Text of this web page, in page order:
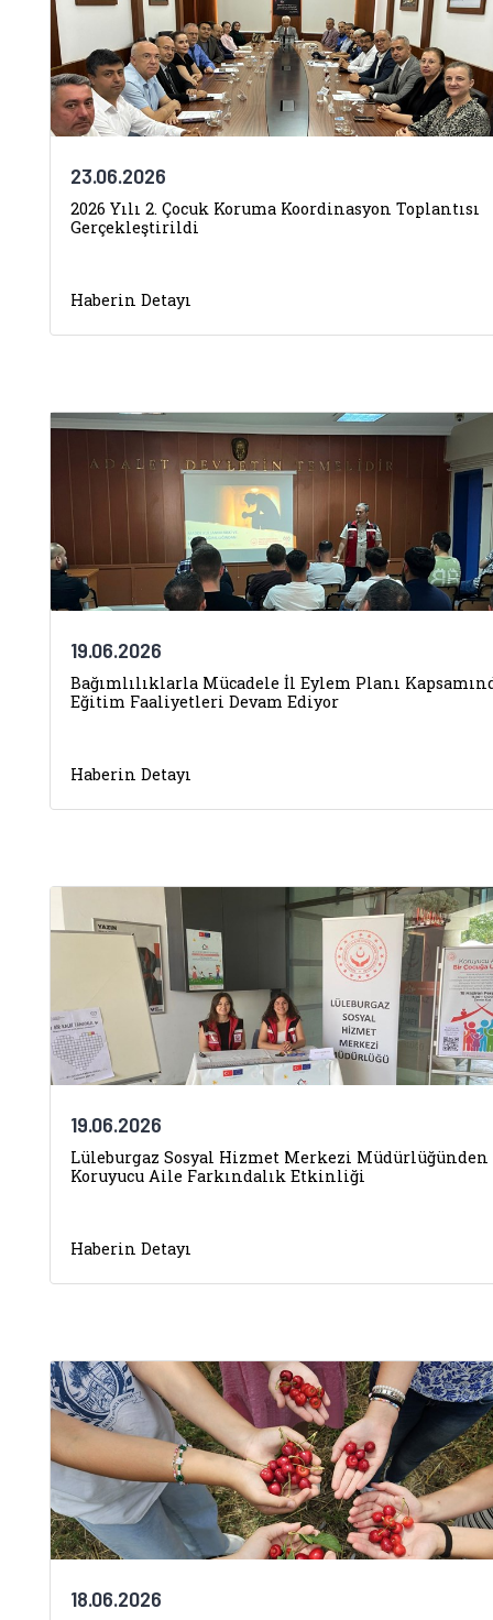
23.06.2026
2026 Yılı 2. Çocuk Koruma Koordinasyon Toplantısı
Gerçekleştirildi
Haberin Detayı
19.06.2026
Bağımlılıklarla Mücadele İl Eylem Planı
Eğitim Faaliyetleri Devam Ediyor
Haberin Detayı
19.06.2026
Lüleburgaz Sosyal Hizmet Merkezi Müdürlüğünden
Koruyucu Aile Farkındalık Etkinliği
Haberin Detayı
18.06.2026